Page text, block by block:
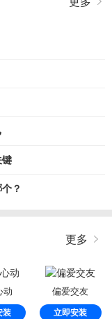
？
更多
动
装
偏爱交友
立即安装